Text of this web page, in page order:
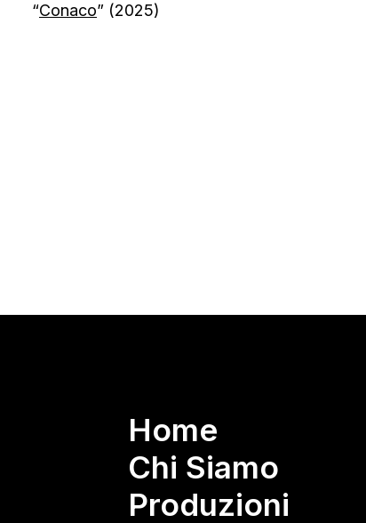
“Conaco” (2025)
Home
Chi Siamo
Produzioni